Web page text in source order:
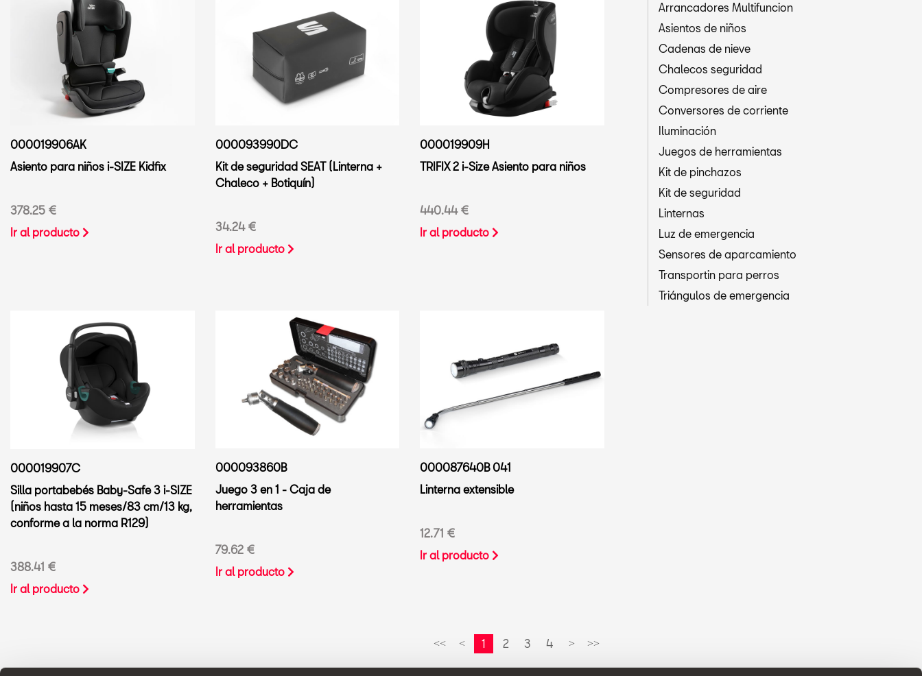
000019906AK
Asiento para niños i-SIZE Kidfix
378.25 €
Ir al producto
000093990DC
Kit de seguridad SEAT (Linterna +
Chaleco + Botiquín)
34.24 €
Ir al producto
000019909H
TRIFIX 2 i-Size Asiento para niños
440.44 €
Ir al producto
000019907C
Silla portabebés Baby-Safe 3 i-SIZE
(niños hasta 15 meses/83 cm/13 kg,
conforme a la norma R129)
388.41 €
Ir al producto
000093860B
Juego 3 en 1 - Caja de
herramientas
79.62 €
Ir al producto
000087640B 041
Linterna extensible
12.71 €
Ir al producto
<< < 1 2 3 4 > >>
Arrancadores Multifuncion
Asientos de niños
Cadenas de nieve
Chalecos seguridad
Compresores de aire
Conversores de corriente
Iluminación
Juegos de herramientas
Kit de pinchazos
Kit de seguridad
Linternas
Luz de emergencia
Sensores de aparcamiento
Transportin para perros
Triángulos de emergencia